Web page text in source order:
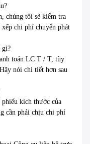
chúng tôi sẽ kiểm tra
xếp chi phí chuyển phát
gì?
toán LC T / T, tùy
Hãy nói chi tiết hơn sau
kích thước của
cần phải chịu chi phí